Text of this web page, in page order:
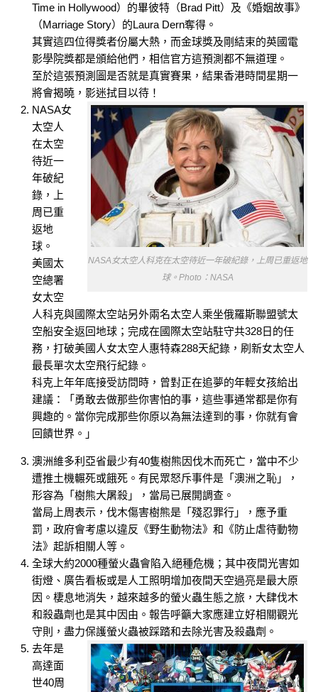
Time in Hollywood）的畢彼特（Brad Pitt）及《婚姻故事》
（Marriage Story）的Laura Dern奪得。
其實這四位得獎者份屬大熱，而金球獎及剛結束的英國電
影學院獎都是頒給他們，相信官方這預測都不無道理。
至於這張預測圖是否就是真實賽果，結果香港時間星期一
將會揭曉，影迷拭目以待！
NASA女太空人科克在太空待近一年破紀錄，上周已重返地
球。Photo：NASA
NASA女
太空人
在太空
待近一
年破紀
錄，上
周已重
返地
球。
美國太
空總署
女太空
人科克與國際太空站另外兩名太空人乘坐俄羅斯聯盟號太
空船安全返回地球；完成在國際太空站駐守共328日的任
務，打破美國人女太空人惠特森288天紀錄，刷新女太空人
最長單次太空飛行紀錄。
科克上年年底接受訪問時，曾對正在追夢的年輕女孩給出
建議：「勇敢去做那些你害怕的事，這些事通常都是你有
興趣的。當你完成那些你原以為無法達到的事，你就有會
回饋世界。」
澳洲維多利亞省最少有40隻樹熊因伐木而死亡，當中不少
遭推土機輾死或餓死。有民眾怒斥事件是「澳洲之恥」，
形容為「樹熊大屠殺」，當局已展開調查。
當局上周表示，伐木傷害樹熊是「殘忍罪行」，應予重
罰，政府會考慮以違反《野生動物法》和《防止虐待動物
法》起訴相關人等。
全球大約2000種螢火蟲會陷入絕種危機；其中夜間光害如
街燈、廣告看板或是人工照明增加夜間天空過亮是最大原
因。棲息地消失，越來越多的螢火蟲生態之旅，大肆伐木
和殺蟲劑也是其中因由。報告呼籲大家應建立好相關觀光
守則，盡力保護螢火蟲被踩踏和去除光害及殺蟲劑。
去年是
高達面
世40周